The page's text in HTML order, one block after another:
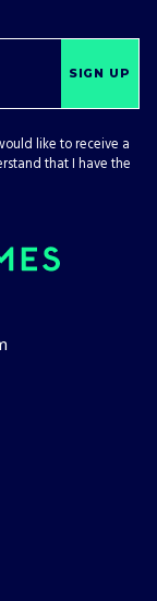
SIGN UP
like to receive a
that I have the